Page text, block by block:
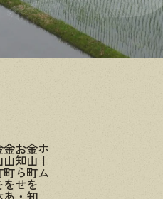
ホーム
金山町を知る